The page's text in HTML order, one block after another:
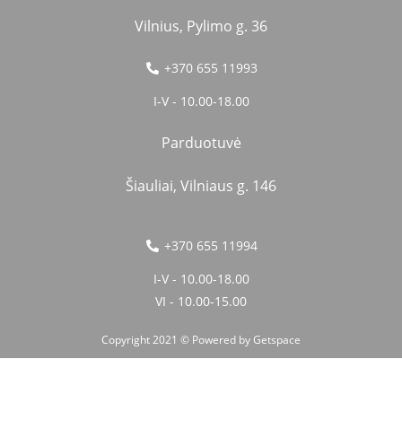
Vilnius, Pylimo g. 36
+370 655 11993
I-V - 10.00-18.00
Parduotuvė
Šiauliai, Vilniaus g. 146
+370 655 11994
I-V - 10.00-18.00
VI - 10.00-15.00
Copyright 2021 © Powered byGetspace